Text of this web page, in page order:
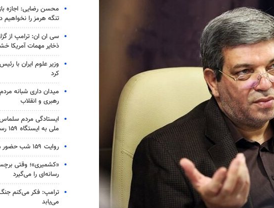
محسن رضایی: اجازه
تنگه هرمز را نخواهیم
سی ان ان: ترامپ از
ذخایر مهمات آمریکا
وزیر علوم ایران با
کرد
میدان داری شبانه
رهبری و انقلاب
ایستادگی مردم
ملی به ایستگاه ۱۵۹ رسید
روایت ۱۵۹ شب حضور مردم در کرج
«کشمیری»؛ وقتی
رسانه‌ای را می‌گیرد
ترامپ: فکر می‌کنم جنگ
می‌یابد